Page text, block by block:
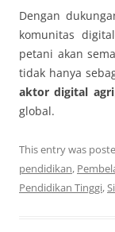
Dengan
komunitas
petani akan
tidak hanya
aktor digital
global.
This entry was
pendidikan,
Pendidikan Tinggi,